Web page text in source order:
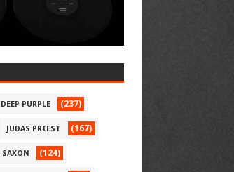
DEEP PURPLE (237)
JUDAS PRIEST (167)
SAXON (124)